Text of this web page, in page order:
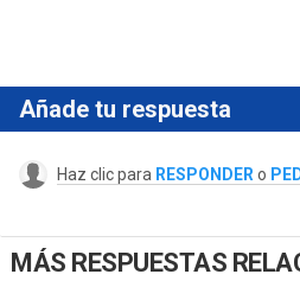
Añade tu respuesta
Haz clic para RESPONDER o
MÁS RESPUESTAS